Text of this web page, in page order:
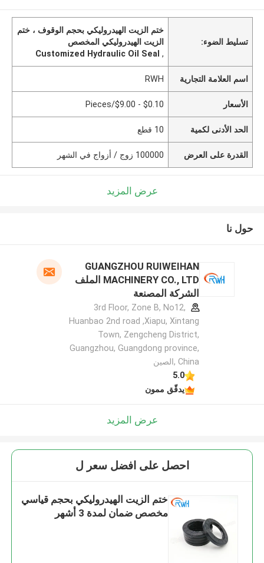
تسليط الضوء:
ختم الزيت الهيدروليكي بحجم الوقوف ، ختم
الزيت الهيدروليكي المخصص
,
Customized Hydraulic Oil Seal
اسم العلامة التجارية RWH
الأسعار $0.10 - $9.00/Pieces
الحد الأدنى لكمية 10 قطع
القدرة على العرض 100000 زوج / أزواج في الشهر
عرض المزيد
حول نا
GUANGZHOU RUIWEIHAN
MACHINERY CO., LTD الملف
الشركة المصنعة
3rd Floor, Zone B, No12,
Huanbao 2nd road ,Xiapu, Xintang
Town, Zengcheng District,
Guangzhou, Guangdong province,
China ,الصين
5.0
يدقّق ممون
عرض المزيد
احصل على افضل سعر ل
ختم الزيت الهيدروليكي بحجم قياسي
مخصص ضمان لمدة 3 أشهر